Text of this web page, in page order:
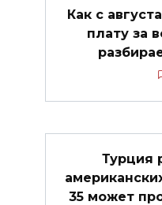
Как с
плату за
Турция
35 может